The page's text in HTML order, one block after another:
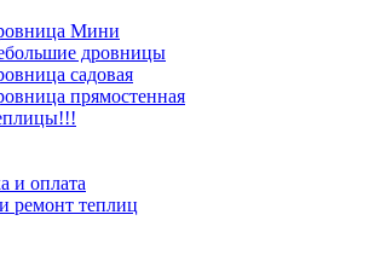
Мини
дровницы
садовая
прямостенная
и оплата
ремонт теплиц